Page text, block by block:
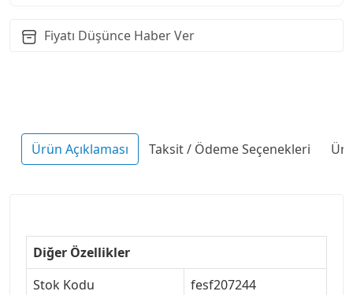
Fiyatı Düşünce Haber Ver
Ürün Açıklaması Taksit / Ödeme Seçenekleri
Diğer Özellikler
Stok Kodu
fesf207244